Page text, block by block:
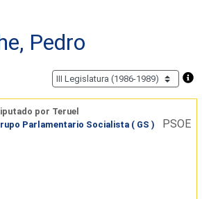
Pedro
por Teruel
Parlamentario Socialista ( GS )
PSOE